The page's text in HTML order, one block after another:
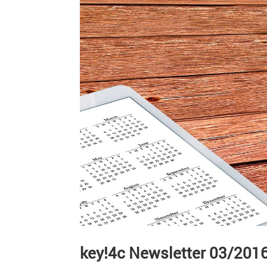
key!4c Newsletter 03/